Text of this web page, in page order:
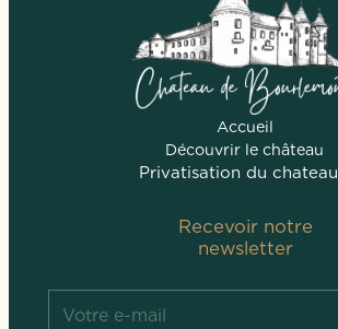
Accueil
Découvrir le château
Privatisation du chateau
Recevoir notre
newsletter